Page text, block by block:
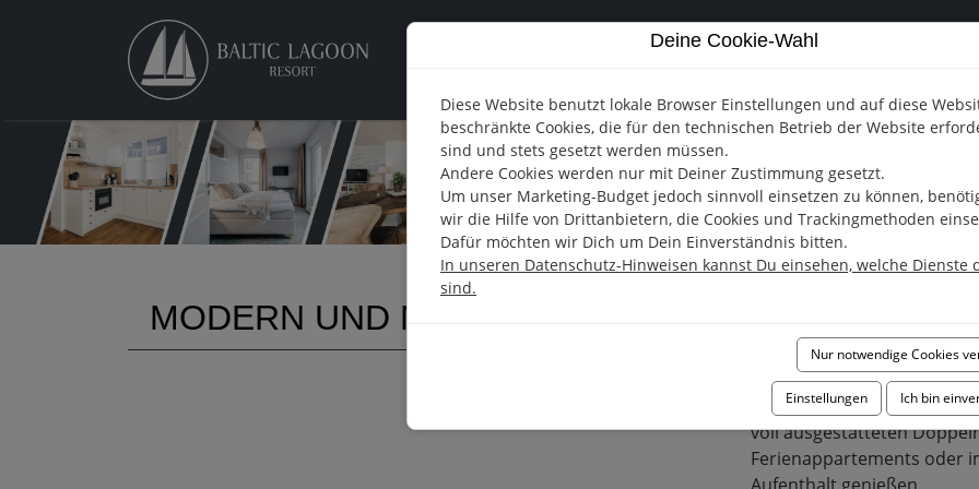
MODERN UND MARITIM
In einzigartiger
finden Sie hier
Doppelhaushälften auf
Genießen Sie Ihren
voll ausgestatteten
Ferienappartements oder
Aufenthalt genießen.
Deine Cookie-Wahl
Diese Website benutzt lokale Browser Einstellungen und auf diese
beschränkte Cookies, die für den technischen Betrieb der Website
sind und stets gesetzt werden müssen.
Andere Cookies werden nur mit Deiner Zustimmung gesetzt.
Um unser Marketing-Budget jedoch sinnvoll einsetzen zu können,
wir die Hilfe von Drittanbietern, die Cookies und Trackingmethoden
Dafür möchten wir Dich um Dein Einverständnis bitten.
In unseren Datenschutz-Hinweisen kannst Du einsehen, welche Dienste
sind.
Nur notwendige Cookies
Einstellungen Ich bin